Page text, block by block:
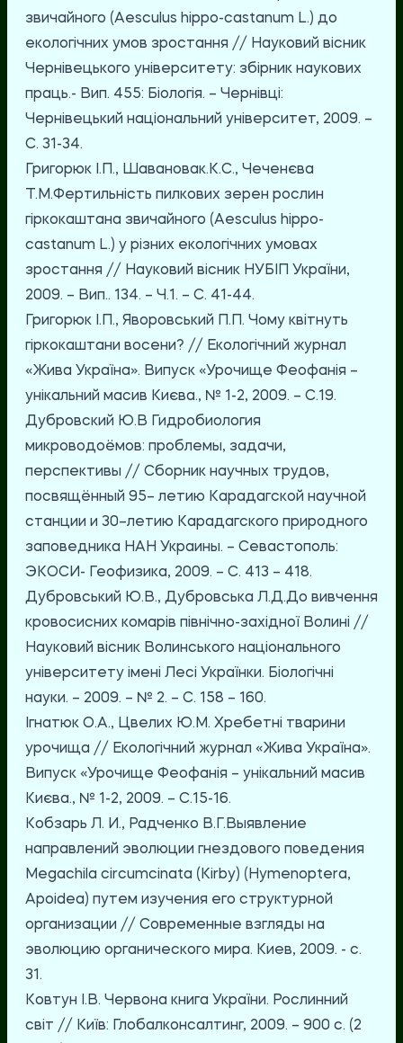
звичайного (Aesculus hippo-castanum L.) до
екологічних умов зростання // Науковий вісник
Чернівецького університету: збірник наукових
праць.- Вип. 455: Біологія. – Чернівці:
Чернівецький національний університет, 2009. –
С. 31-34.
Григорюк І.П., Шавановак.К.С., Чеченєва
Т.М.Фертильність пилкових зерен рослин
гіркокаштана звичайного (Aesculus hippo-
castanum L.) у різних екологічних умовах
зростання // Науковий вісник НУБІП України,
2009. – Вип.. 134. – Ч.1. – С. 41-44.
Григорюк І.П., Яворовський П.П. Чому квітнуть
гіркокаштани восени? // Екологічний журнал
«Жива Україна». Випуск «Урочище Феофанія –
унікальний масив Києва., № 1-2, 2009. – С.19.
Дубровский Ю.В Гидробиология
микроводоёмов: проблемы, задачи,
перспективы // Сборник научных трудов,
посвящённый 95– летию Карадагской научной
станции и 30–летию Карадагского природного
заповедника НАН Украины. – Севастополь:
ЭКОСИ- Геофизика, 2009. – С. 413 – 418.
Дубровський Ю.В., Дубровська Л.Д.До вивчення
кровосисних комарів північно-західної Волині //
Науковий вісник Волинського національного
університету імені Лесі Українки. Біологічні
науки. – 2009. – № 2. – С. 158 – 160.
Ігнатюк О.А., Цвелих Ю.М. Хребетні тварини
урочища // Екологічний журнал «Жива Україна».
Випуск «Урочище Феофанія – унікальний масив
Києва., № 1-2, 2009. – С.15-16.
Кобзарь Л. И., Радченко В.Г.Выявление
направлений эволюции гнездового поведения
Megachila circumcinata (Kirby) (Hymenoptera,
Apoidea) путем изучения его структурной
организации // Современные взгляды на
эволюцию органического мира. Киев, 2009. - с.
31.
Ковтун І.В. Червона книга України. Рослинний
світ // Київ: Глобалконсалтинг, 2009. – 900 с. (2